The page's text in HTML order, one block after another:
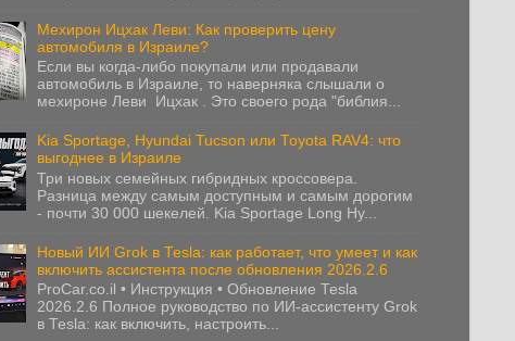
Мехирон Ицхак Леви: Как проверить цену
автомобиля в Израиле?
Если вы когда-либо покупали или продавали
автомобиль в Израиле, то наверняка слышали о
мехироне Леви Ицхак . Это своего рода "библия...
Kia Sportage, Hyundai Tucson или Toyota RAV4: что
выгоднее в Израиле
Три новых семейных гибридных кроссовера.
Разница между самым доступным и самым дорогим
- почти 30 000 шекелей. Kia Sportage Long Hy...
Новый ИИ Grok в Tesla: как работает, что умеет и как
включить ассистента после обновления 2026.2.6
ProCar.co.il • Инструкция • Обновление Tesla
2026.2.6 Полное руководство по ИИ-ассистенту Grok
в Tesla: как включить, настроить...